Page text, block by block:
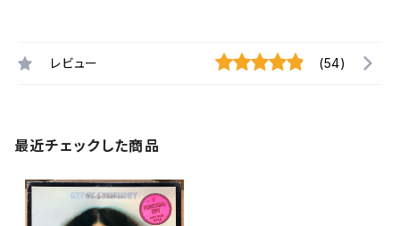
レビュー (54)
最近チェックした商品